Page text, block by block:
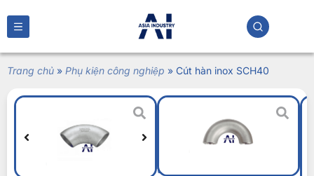
Trang chủ » Phụ kiện công nghiệp » Cút hàn inox SCH40
Cút hàn inox SCH40
Cút hàn inox SCH40là giải
thống đường ống vận hành